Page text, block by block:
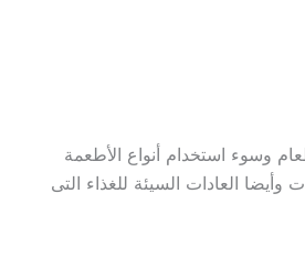
وسوء استخدام أنواع الأطعمة
وأيضا العادات السيئة للغذاء التى